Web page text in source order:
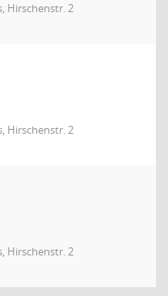
Hirschenstr. 2
Hirschenstr. 2
Hirschenstr. 2